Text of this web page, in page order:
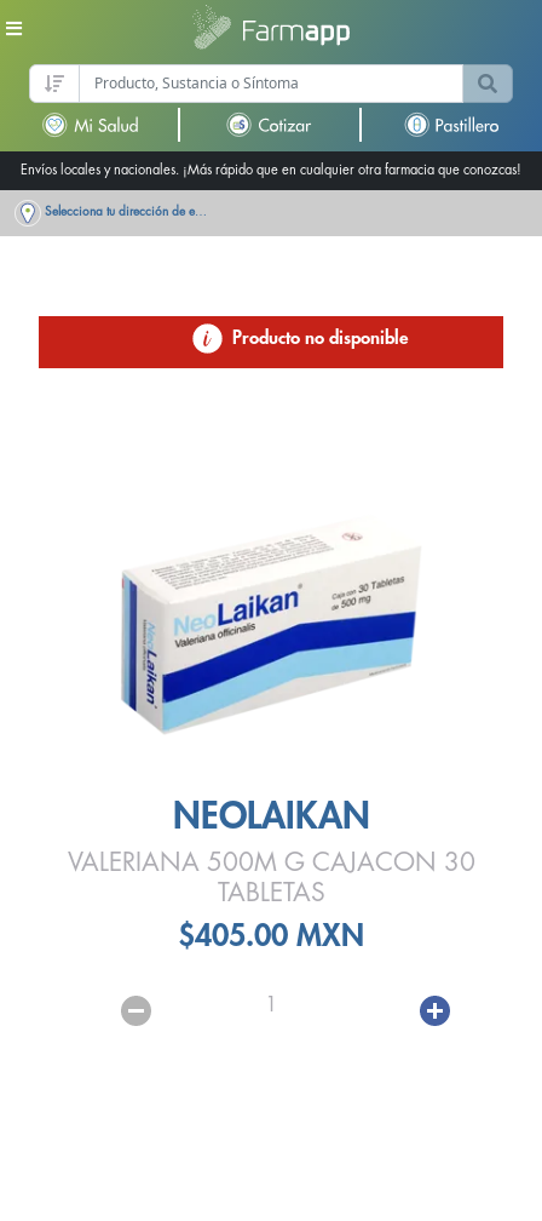
Envíos locales y nacionales. ¡Más rápido que en cualquier otra farmacia que conozcas!
Selecciona tu dirección de entrega
Producto no disponible
NEOLAIKAN
VALERIANA 500M G CAJACON 30
TABLETAS
$405.00 MXN
1